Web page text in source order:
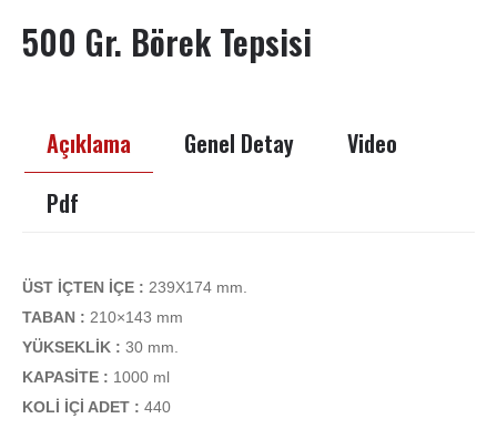
500 Gr. Börek Tepsisi
Açıklama Genel Detay
Video
Pdf
ÜST İÇTEN İÇE : 239X174 mm.
TABAN : 210×143 mm
YÜKSEKLİK : 30 mm.
KAPASİTE : 1000 ml
KOLİ İÇİ ADET : 440